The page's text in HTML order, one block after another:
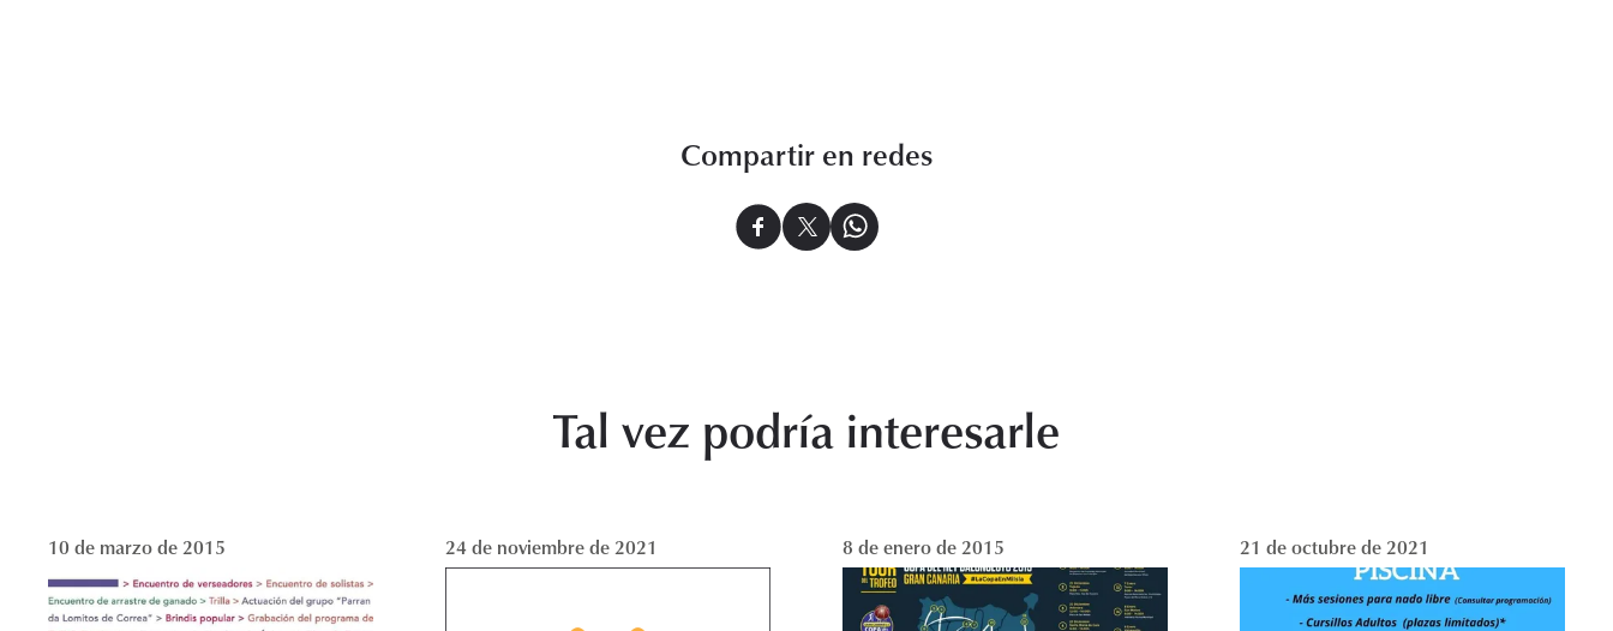
Compartir en redes
Tal vez podría interesarle
10 de marzo de 2015 24 de noviembre de 2021 8 de enero de 2015 21 de octubre de 2021